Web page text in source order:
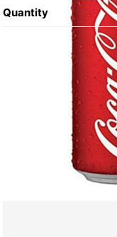
Quantity